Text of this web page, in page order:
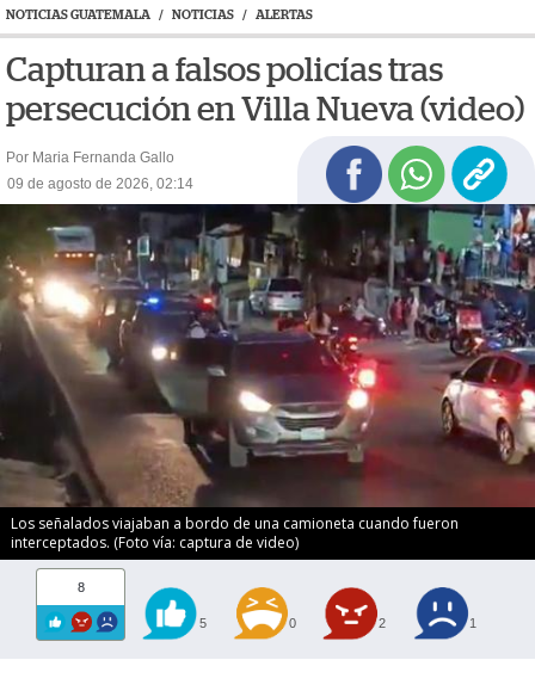
NOTICIAS GUATEMALA / NOTICIAS / ALERTAS
Capturan a falsos policías tras
persecución en Villa Nueva (video)
Por Maria Fernanda Gallo
09 de agosto de 2026, 02:14
Los señalados viajaban a bordo de una camioneta cuando fueron
interceptados. (Foto vía: captura de video)
8
5 0 2 1